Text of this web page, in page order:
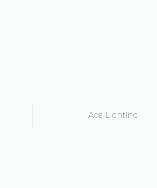
Aca Lighting